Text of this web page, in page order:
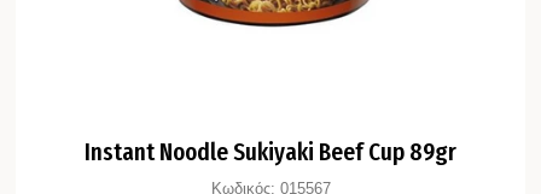
Instant Noodle Sukiyaki Beef Cup 89gr
Κωδικός: 015567